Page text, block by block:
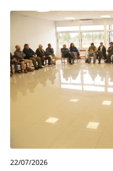
22/07/2026